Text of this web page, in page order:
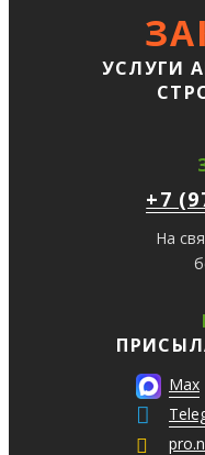
УСЛУГИ
+7
На
Max